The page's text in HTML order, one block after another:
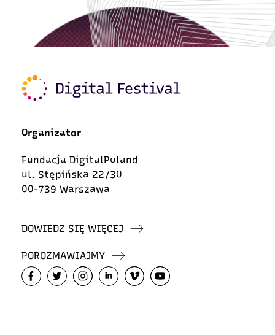
Organizator
Fundacja DigitalPoland
ul. Stępińska 22/30
00-739 Warszawa
DOWIEDZ SIĘ WIĘCEJ
POROZMAWIAJMY